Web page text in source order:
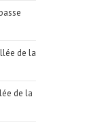
de la
de la